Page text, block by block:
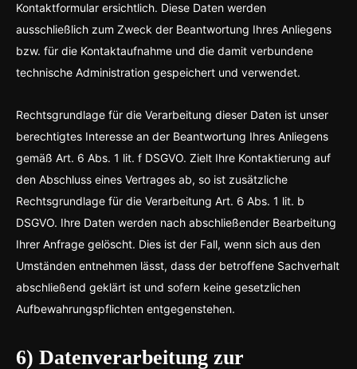
Kontaktformular ersichtlich. Diese Daten werden
ausschließlich zum Zweck der Beantwortung Ihres Anliegens
bzw. für die Kontaktaufnahme und die damit verbundene
technische Administration gespeichert und verwendet.
Rechtsgrundlage für die Verarbeitung dieser Daten ist unser
berechtigtes Interesse an der Beantwortung Ihres Anliegens
gemäß Art. 6 Abs. 1 lit. f DSGVO. Zielt Ihre Kontaktierung auf
den Abschluss eines Vertrages ab, so ist zusätzliche
Rechtsgrundlage für die Verarbeitung Art. 6 Abs. 1 lit. b
DSGVO. Ihre Daten werden nach abschließender Bearbeitung
Ihrer Anfrage gelöscht. Dies ist der Fall, wenn sich aus den
Umständen entnehmen lässt, dass der betroffene Sachverhalt
abschließend geklärt ist und sofern keine gesetzlichen
Aufbewahrungspflichten entgegenstehen.
6) Datenverarbeitung zur